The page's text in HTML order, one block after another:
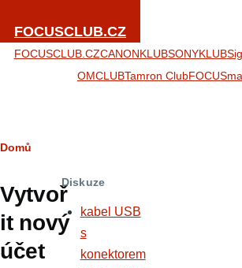
FOCUSCLUB.CZ
FOCUSCLUB.CZCANONKLUBSONYKLUB
OMCLUBTamron Club
Hlavní
záložky
Drobečková
navigace
Domů
Vytvoř
it nový
účet
Diskuze
kabel USB
s
konektorem